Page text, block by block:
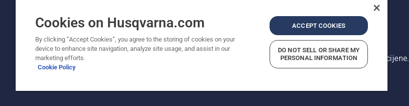
© Husqvarna AB (publ). Sva prava zadržana. Prikazane cijene su preporučene maloprodajne cijene.
Pravila upotrebe kolačića – EU/EES zemlje Privacy Notice Imprint
Cookies on Husqvarna.com
By clicking “Accept Cookies”, you agree to the storing of cookies on your
device to enhance site navigation, analyze site usage, and assist in our
marketing efforts.
Cookie Policy
ACCEPT COOKIES
DO NOT SELL OR SHARE MY
PERSONAL INFORMATION